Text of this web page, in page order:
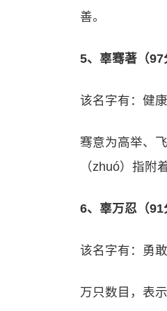
善。
5、辜骞著（97
该名字有：健
骞意为高举、
（zhuó）指附
6、辜万忍（91
该名字有：勇
万只数目，表